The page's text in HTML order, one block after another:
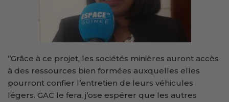
‘’Grâce à ce projet, les sociétés minières auront accès
à des ressources bien formées auxquelles elles
pourront confier l’entretien de leurs véhicules
légers. GAC le fera, j’ose espérer que les autres